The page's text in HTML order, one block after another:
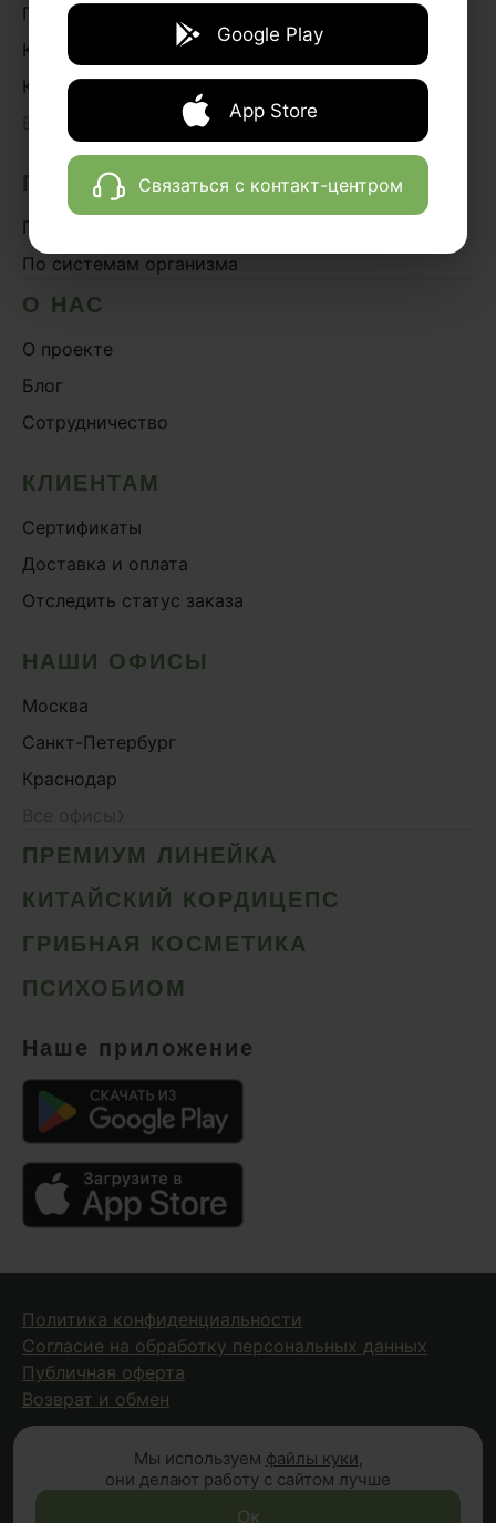
Google Play
App Store
Связаться с контакт-центром
Подарки и сувениры
Книги
Курсы
ПОДБОР ПРЕПАРАТОВ
По эффектам
По системам организма
О НАС
О проекте
Блог
Сотрудничество
КЛИЕНТАМ
Сертификаты
Доставка и оплата
Отследить статус заказа
НАШИ ОФИСЫ
Москва
Санкт-Петербург
Краснодар
ПРЕМИУМ ЛИНЕЙКА
КИТАЙСКИЙ КОРДИЦЕПС
ГРИБНАЯ КОСМЕТИКА
ПСИХОБИОМ
Наше приложение
Политика конфиденциальности
Согласие на обработку персональных данных
Публичная оферта
Возврат и обмен
© 2026 Fungiline — зарегистрированная торговая марка.
Копирование материалов с сайта запрещено.
Вся информация на сайте носит справочный характер и
Мы используем файлы куки,
они делают работу с сайтом лучше
Ок